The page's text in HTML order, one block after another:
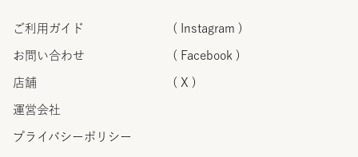
ご利用ガイド
お問い合わせ
店舗
運営会社
プライバシーポリシー
( Instagram )
( Facebook )
( X )